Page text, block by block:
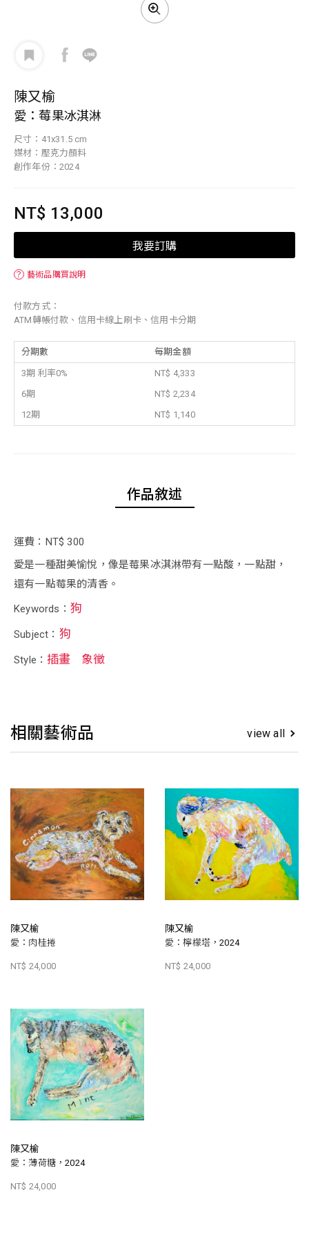
陳又榆
愛：莓果冰淇淋
尺寸：41x31.5 cm
媒材：壓克力顏料
創作年份：2024
NT$ 13,000
我要訂購
？ 藝術品購買說明
付款方式：
ATM轉帳付款、信用卡線上刷卡、信用卡分期
分期數 每期金額
3期 利率0%
NT$ 4,333
6期
NT$ 2,234
12期
NT$ 1,140
作品敘述
運費：NT$ 300
愛是一種甜美愉悅，像是莓果冰淇淋帶有一點酸，一點甜，
還有一點莓果的清香。
Keywords： 狗
Subject： 狗
Style：插畫 象徵
相關藝術品 view all
陳又榆
愛：肉桂捲
NT$ 24,000
陳又榆
愛：檸檬塔，2024
NT$ 24,000
陳又榆
愛：薄荷糖，2024
NT$ 24,000